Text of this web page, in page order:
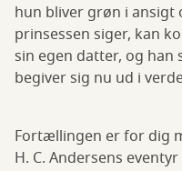
hun bliver grøn i ansigt
prinsessen siger, kan
sin egen datter, og han
begiver sig nu ud i
Fortællingen er for dig
H. C. Andersens eventyr